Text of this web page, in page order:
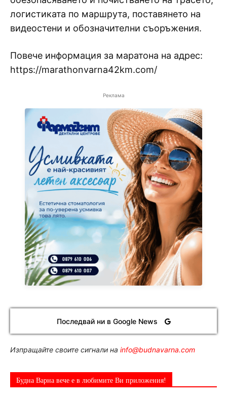
логистиката по маршрута, поставянето на
видеостени и обозначителни съоръжения.
Повече информация за маратона на адрес:
https://marathonvarna42km.com/
Реклама
Последвай ни в Google News
Изпращайте своите сигнали на info@budnavarna.com
Будна Варна вече е в любимите Ви приложения!